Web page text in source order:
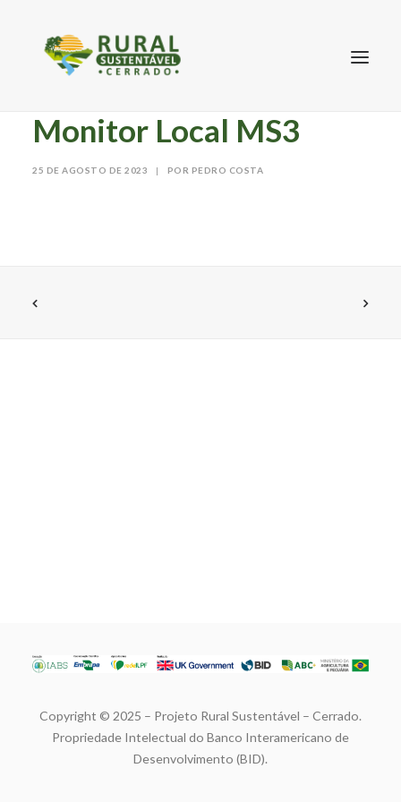
Monitor Local MS3
25 DE AGOSTO DE 2023 | POR PEDRO COSTA
Copyright © 2025 – Projeto Rural Sustentável – Cerrado.
Propriedade Intelectual do Banco Interamericano de
Desenvolvimento (BID).